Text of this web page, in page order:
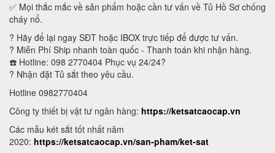
✅ Mọi thắc mắc về sản phẩm hoặc cần tư vấn về Tủ Hồ Sơ chống
cháy nổ.
? Hãy để lại ngay SĐT hoặc IBOX trực tiếp để được tư vấn.
? Miễn Phí Ship nhanh toàn quốc - Thanh toán khi nhận hàng.
☎️ Hotline: 098 2770404 Phục vụ 24/24?
? Nhận đặt Tủ sắt theo yêu cầu.
Hotline 0982770404
Công ty thiết bị vật tư ngân hàng: https://ketsatcaocap.vn
Các mẫu két sắt tốt nhất năm
2020: https://ketsatcaocap.vn/san-pham/ket-sat